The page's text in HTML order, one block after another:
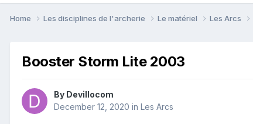
Home Les disciplines de l'archerie Le matériel Les Arcs
Booster Storm Lite 2003
By Devillocom
December 12, 2020 in Les Arcs